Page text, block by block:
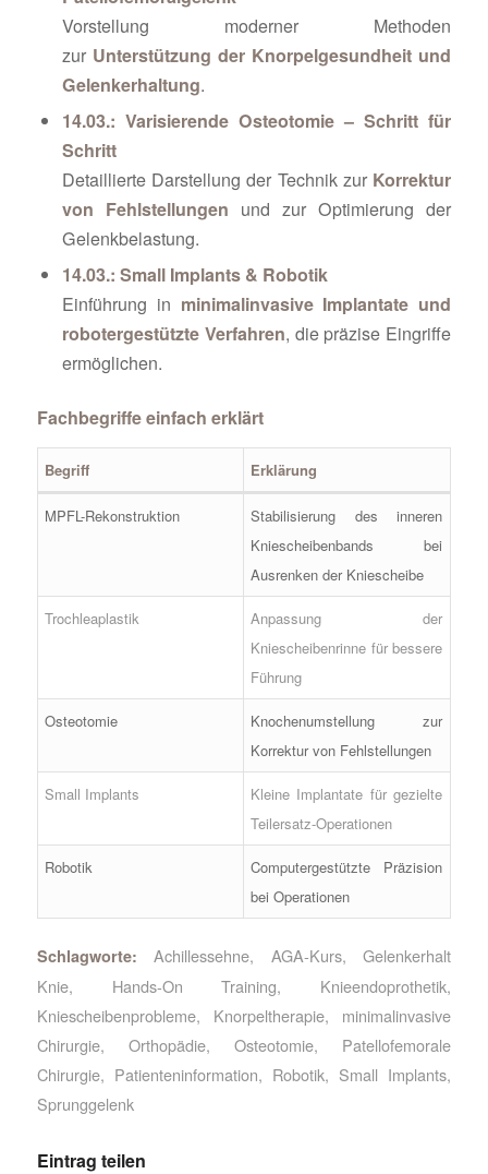
Vorstellung moderner Methoden
zur Unterstützung der Knorpelgesundheit und
Gelenkerhaltung.
14.03.: Varisierende Osteotomie – Schritt für
Schritt
Detaillierte Darstellung der Technik zur Korrektur
von Fehlstellungen und zur Optimierung der
Gelenkbelastung.
14.03.: Small Implants & Robotik
Einführung in minimalinvasive Implantate und
robotergestützte Verfahren, die präzise Eingriffe
ermöglichen.
Fachbegriffe einfach erklärt
Begriff Erklärung
MPFL-Rekonstruktion
Stabilisierung des inneren
Kniescheibenbands bei
Ausrenken der Kniescheibe
Trochleaplastik
Anpassung der
Kniescheibenrinne für bessere
Führung
Osteotomie
Knochenumstellung zur
Korrektur von Fehlstellungen
Small Implants
Kleine Implantate für gezielte
Teilersatz-Operationen
Robotik
Computergestützte Präzision
bei Operationen
Schlagworte: Achillessehne, AGA-Kurs,Gelenkerhalt
Knie, Hands-On Training, Knieendoprothetik,
Kniescheibenprobleme, Knorpeltherapie, minimalinvasive
Chirurgie, Orthopädie,Osteotomie, Patellofemorale
Chirurgie, Patienteninformation, Robotik, Small Implants,
Sprunggelenk
Eintrag teilen